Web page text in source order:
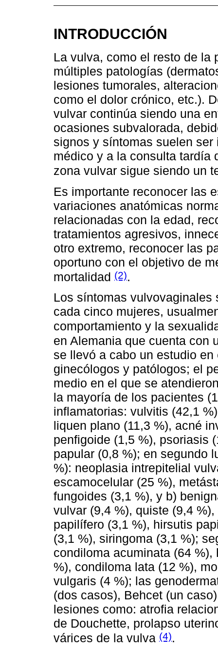
INTRODUCCIÓN
La vulva, como el resto de la
múltiples patologías
lesiones tumorales,
como el dolor crónico, etc.).
vulvar continúa siendo una
ocasiones subvalorada,
signos y síntomas suelen
médico y a la consulta tardía
zona vulvar sigue siendo un
Es importante reconocer las
variaciones anatómicas
relacionadas con la edad,
tratamientos agresivos,
otro extremo, reconocer las
oportuno con el objetivo de
mortalidad (2).
Los síntomas vulvovaginales
cada cinco mujeres,
comportamiento y la
en Alemania que cuenta con
se llevó a cabo un estudio
ginecólogos y patólogos; el
medio en el que se
la mayoría de los pacientes
inflamatorias: vulvitis (42,1
liquen plano (11,3 %), acné
penfigoide (1,5 %), psoriasis
papular (0,8 %); en segundo
%): neoplasia intrepitelial
escamocelular (25 %),
fungoides (3,1 %), y b)
vulvar (9,4 %), quiste (9,4
papilífero (3,1 %), hirsutis
(3,1 %), siringoma (3,1 %);
condiloma acuminata (64
%), condiloma lata (12 %),
vulgaris (4 %); las
(dos casos), Behcet (un
lesiones como: atrofia
de Douchette, prolapso
várices de la vulva (4).